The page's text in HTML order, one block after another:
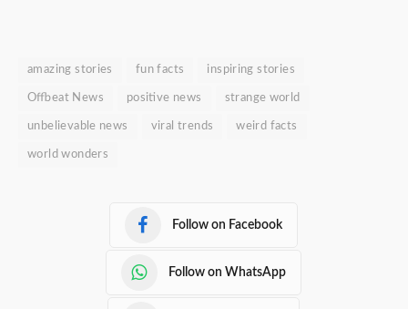
amazing stories fun facts inspiring stories
Offbeat News positive news strange world
unbelievable news viral trends weird facts
world wonders
Follow on Facebook
Follow on WhatsApp